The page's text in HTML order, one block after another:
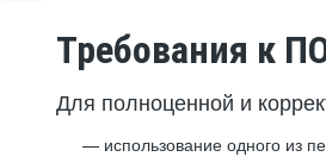
Требования к
Для полноценной и
использование одного из